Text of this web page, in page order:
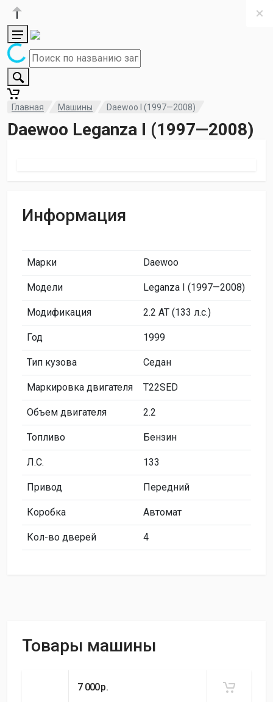
Главная Машины Daewoo I (1997—2008)
Daewoo Leganza I (1997—2008)
Информация
Марки Daewoo
Модели Leganza I (1997—2008)
Модификация 2.2 AT (133 л.с.)
Год 1999
Тип кузова Седан
Маркировка двигателя T22SED
Объем двигателя 2.2
Топливо Бензин
Л.C. 133
Привод Передний
Коробка Автомат
Кол-во дверей 4
Товары машины
7 000р.